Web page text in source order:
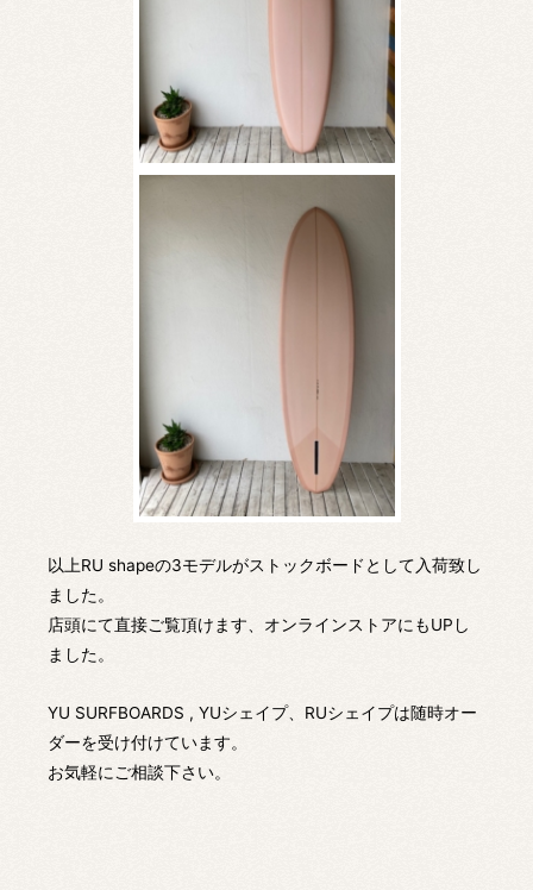
以上RU shapeの3モデルがストックボードとして入荷致し
ました。
店頭にて直接ご覧頂けます、オンラインストアにもUPし
ました。
YU SURFBOARDS , YUシェイプ、RUシェイプは随時オー
ダーを受け付けています。
お気軽にご相談下さい。